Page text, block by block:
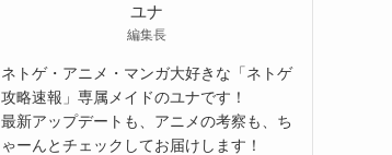
ユナ
編集長
ネトゲ・アニメ・マンガ大好きな「ネトゲ
攻略速報」専属メイドのユナです！
最新アップデートも、アニメの考察も、ち
ゃーんとチェックしてお届けします！